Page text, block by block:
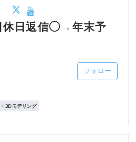
休日返信◯→年末予
フォロー
3Dモデリング